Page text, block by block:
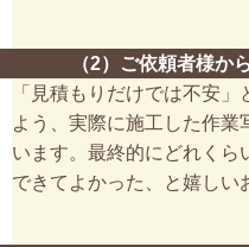
（2）ご依頼者様か
「見積もりだけでは不安
よう、実際に施工した作業
います。最終的にどれくら
できてよかった、と嬉しい